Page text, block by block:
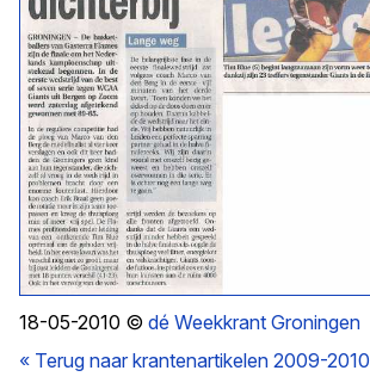
18-05-2010 © dé Weekkrant Groningen
« Terug naar krantenartikelen 2009-2010